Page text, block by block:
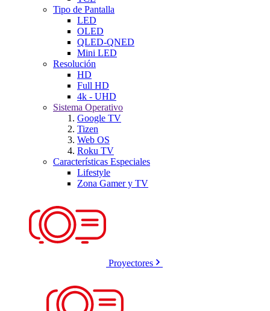
Tipo de Pantalla
LED
OLED
QLED-QNED
Mini LED
Resolución
HD
Full HD
4k - UHD
Sistema Operativo
Google TV
Tizen
Web OS
Roku TV
Características Especiales
Lifestyle
Zona Gamer y TV
Proyectores